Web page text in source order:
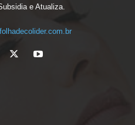
e Atualiza.